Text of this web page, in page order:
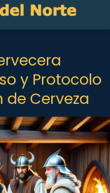
y Protocolo
de Cerveza